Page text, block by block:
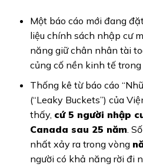
Một báo cáo mới đang
liệu chính sách nhập cư
năng giữ chân nhân tài
củng cố nền kinh tế
Thống kê từ báo cáo
(“Leaky Buckets”) của
thấy, cứ 5 người nhập
Canada sau 25 năm.
nhất xảy ra trong vòng
người có khả năng rời đi